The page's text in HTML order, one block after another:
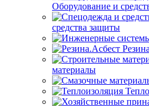
Оборудование и
средства защиты
материалы